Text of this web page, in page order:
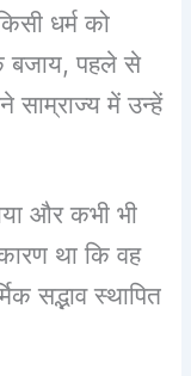
धर्म को
बजाय, पहले से
साम्राज्य में उन्हें
और कभी भी
था कि वह
सद्भाव स्थापित